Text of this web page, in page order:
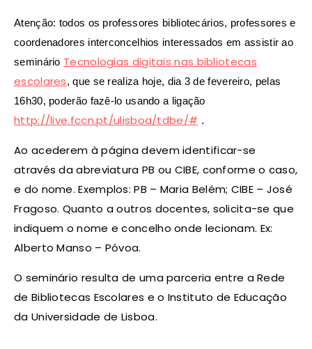
Atenção: todos os professores bibliotecários, professores e
coordenadores interconcelhios interessados em assistir ao
seminário Tecnologias digitais nas bibliotecas
escolares, que se realiza hoje, dia 3 de fevereiro, pelas
16h30, poderão fazê-lo usando a ligação
http://live.fccn.pt/ulisboa/tdbe/# .
Ao acederem à página devem identificar-se
através da abreviatura PB ou CIBE, conforme o caso,
e do nome. Exemplos: PB – Maria Belém; CIBE – José
Fragoso. Quanto a outros docentes, solicita-se que
indiquem o nome e concelho onde lecionam. Ex:
Alberto Manso – Póvoa.
O seminário resulta de uma parceria entre a Rede
de Bibliotecas Escolares e o Instituto de Educação
da Universidade de Lisboa.